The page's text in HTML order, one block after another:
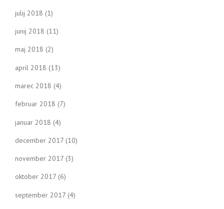
julij 2018 (1)
junij 2018 (11)
maj 2018 (2)
april 2018 (13)
marec 2018 (4)
februar 2018 (7)
januar 2018 (4)
december 2017 (10)
november 2017 (3)
oktober 2017 (6)
september 2017 (4)